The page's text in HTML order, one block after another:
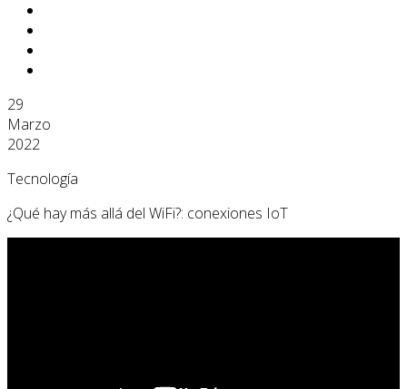
29
Marzo
2022
Tecnología
¿Qué hay más allá del WiFi?: conexiones IoT